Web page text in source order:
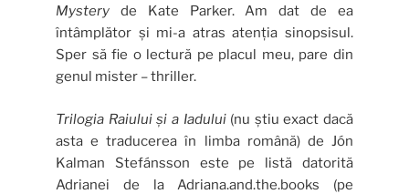
Mystery de Kate Parker. Am dat de ea
întâmplător și mi-a atras atenția sinopsisul.
Sper să fie o lectură pe placul meu, pare din
genul mister – thriller.
Trilogia Raiului și a Iadului (nu știu exact dacă
asta e traducerea în limba română) de Jón
Kalman Stefánsson este pe listă datorită
Adrianei de la Adriana.and.the.books (pe